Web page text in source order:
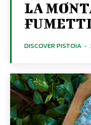
LA
FUMETTI
DISCOVER PISTOIA -